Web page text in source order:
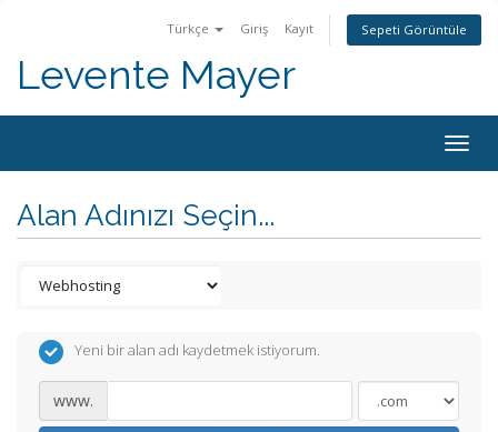
Türkçe Giriş Kayıt Sepeti Görüntüle
Levente Mayer
Alan Adınızı Seçin...
Yeni bir alan adı kaydetmek istiyorum.
www.